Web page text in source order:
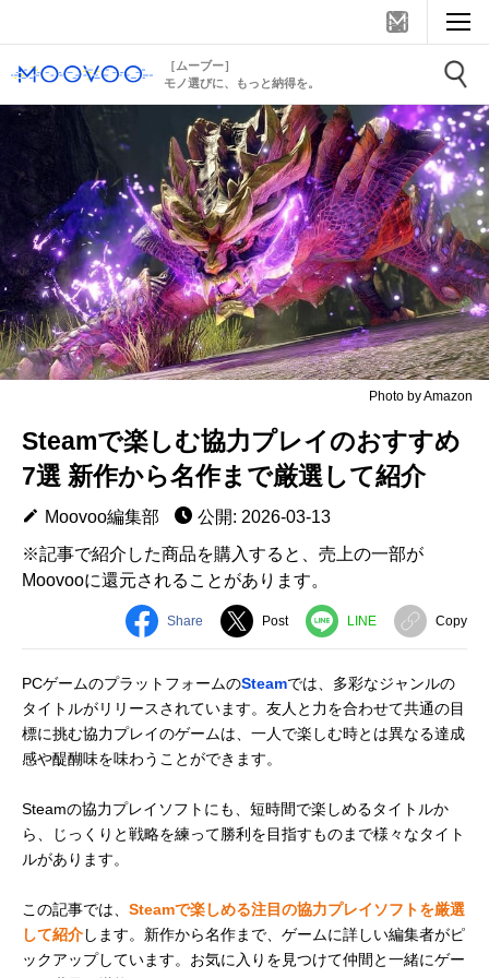
［ムーブー］
モノ選びに、もっと納得を。
Photo by Amazon
Steamで楽しむ協力プレイのおすすめ
7選 新作から名作まで厳選して紹介
Moovoo編集部
公開: 2026-03-13
※記事で紹介した商品を購入すると、売上の一部が
Moovooに還元されることがあります。
Share Post LINE Copy
PCゲームのプラットフォームのSteamでは、多彩なジャンルの
タイトルがリリースされています。友人と力を合わせて共通の目
標に挑む協力プレイのゲームは、一人で楽しむ時とは異なる達成
感や醍醐味を味わうことができます。
Steamの協力プレイソフトにも、短時間で楽しめるタイトルか
ら、じっくりと戦略を練って勝利を目指すものまで様々なタイト
ルがあります。
この記事では、 Steamで楽しめる注目の協力プレイソフトを厳選
して紹介します。新作から名作まで、ゲームに詳しい編集者がピ
ックアップしています。お気に入りを見つけて仲間と一緒にゲー